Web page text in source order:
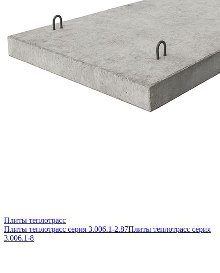
Плиты теплотрасс
Плиты теплотрасс серия 3.006.1-2.87Плиты теплотрасс серия
3.006.1-8